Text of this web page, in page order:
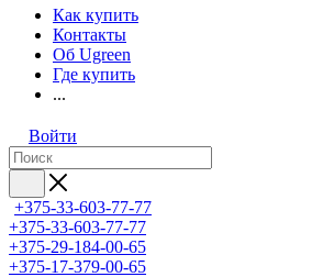
Как купить
Контакты
Об Ugreen
Где купить
...
Войти
+375-33-603-77-77
+375-33-603-77-77
+375-29-184-00-65
+375-17-379-00-65